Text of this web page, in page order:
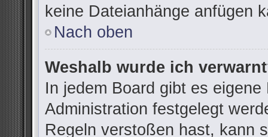
keine Dateianhänge anfügen
Nach oben
Weshalb wurde ich
In jedem Board gibt es
Administration festgelegt
Regeln verstoßen hast, kann